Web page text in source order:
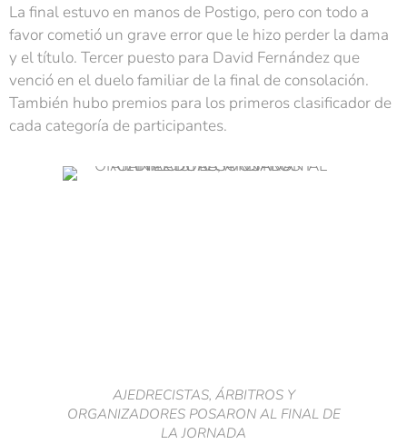
La final estuvo en manos de Postigo, pero con todo a
favor cometió un grave error que le hizo perder la dama
y el título. Tercer puesto para David Fernández que
venció en el duelo familiar de la final de consolación.
También hubo premios para los primeros clasificador de
cada categoría de participantes.
AJEDRECISTAS, ÁRBITROS Y
ORGANIZADORES POSARON AL FINAL DE
LA JORNADA